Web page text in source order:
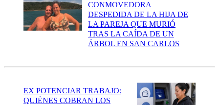
CONMOVEDORA
DESPEDIDA DE LA HIJA DE
LA PAREJA QUE MURIÓ
TRAS LA CAÍDA DE UN
ÁRBOL EN SAN CARLOS
EX POTENCIAR TRABAJO:
QUIÉNES COBRAN LOS